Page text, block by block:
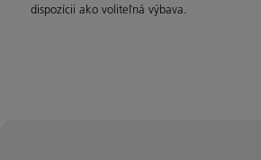
dispozícii ako voliteľná výbava.